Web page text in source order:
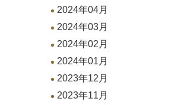
2024年04月
2024年03月
2024年02月
2024年01月
2023年12月
2023年11月